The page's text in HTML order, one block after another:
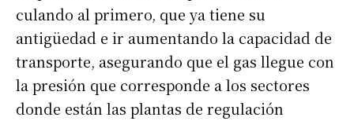
culando al primero, que ya tiene su
antigüedad e ir aumentando la capacidad de
transporte, asegurando que el gas llegue con
la presión que corresponde a los sectores
donde están las plantas de regulación